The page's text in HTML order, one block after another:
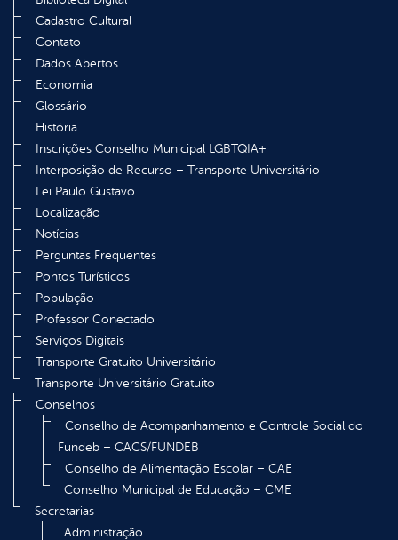
Cadastro Cultural
Contato
Dados Abertos
Economia
Glossário
História
Inscrições Conselho Municipal LGBTQIA+
Interposição de Recurso – Transporte Universitário
Lei Paulo Gustavo
Localização
Notícias
Perguntas Frequentes
Pontos Turísticos
População
Professor Conectado
Serviços Digitais
Transporte Gratuito Universitário
Transporte Universitário Gratuito
Conselhos
Conselho de Acompanhamento e Controle Social do
Fundeb – CACS/FUNDEB
Conselho de Alimentação Escolar – CAE
Conselho Municipal de Educação – CME
Secretarias
Administração